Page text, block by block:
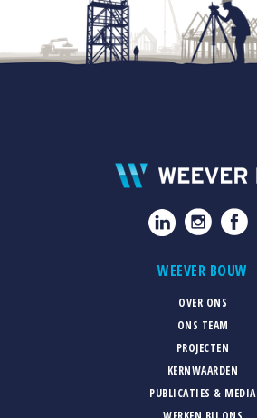
WEEVER BOUW
OVER ONS
ONS TEAM
PROJECTEN
KERNWAARDEN
PUBLICATIES & MEDIA